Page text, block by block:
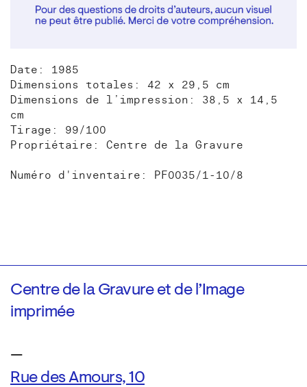
Date: 1985
Dimensions totales: 42 x 29,5 cm
Dimensions de l’impression: 38,5 x 14,5
cm
Tirage: 99/100
Propriétaire: Centre de la Gravure
Numéro d'inventaire: PF0035/1-10/8
Centre de la Gravure et de l’Image
imprimée
—
Rue des Amours, 10